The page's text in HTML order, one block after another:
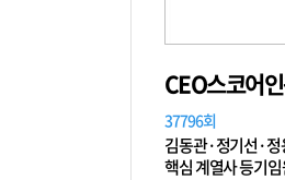
CEO스코어
37796회
김동관·정기선·정
핵심 계열사 등기